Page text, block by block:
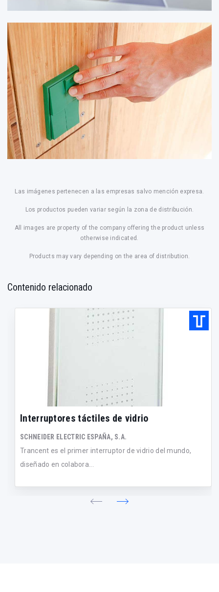
Las imágenes pertenecen a las empresas salvo mención expresa.
Los productos pueden variar según la zona de distribución.
All images are property of the company offering the product unless
otherwise indicated.
Products may vary depending on the area of distribution.
Contenido relacionado
Interruptores táctiles de vidrio
SCHNEIDER ELECTRIC ESPAÑA, S.A.
Trancent es el primer interruptor de vidrio del mundo,
diseñado en colabora...